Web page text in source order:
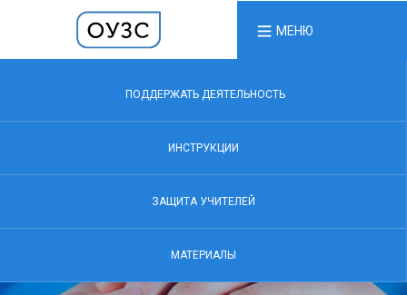
МЕНЮ
ПОДДЕРЖАТЬ ДЕЯТЕЛЬНОСТЬ
ИНСТРУКЦИИ
ЗАЩИТА УЧИТЕЛЕЙ
МАТЕРИАЛЫ